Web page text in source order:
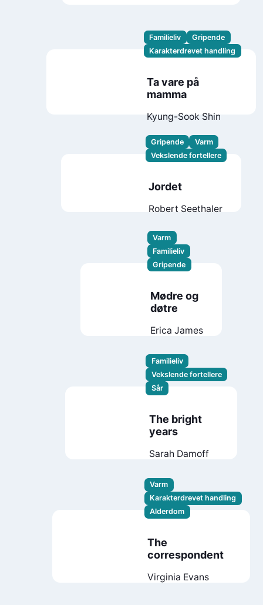
Familieliv
Gripende
Karakterdrevet handling
Ta vare på
mamma
Kyung-Sook Shin
Gripende
Varm
Vekslende fortellere
Jordet
Robert Seethaler
Varm
Familieliv
Gripende
Mødre og
døtre
Erica James
Familieliv
Vekslende fortellere
Sår
The bright
years
Sarah Damoff
Varm
Karakterdrevet handling
Alderdom
The
correspondent
Virginia Evans